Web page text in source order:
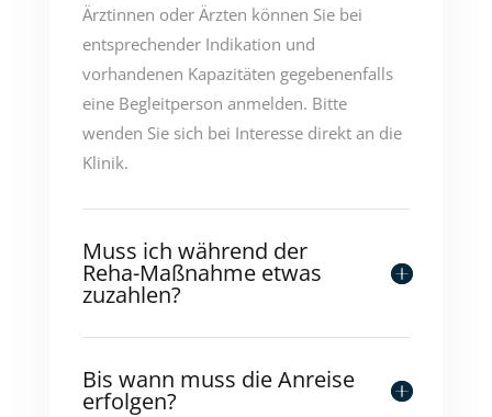
Ärztinnen oder Ärzten können Sie bei
entsprechender Indikation und
vorhandenen Kapazitäten gegebenenfalls
eine Begleitperson anmelden. Bitte
wenden Sie sich bei Interesse direkt an die
Klinik.
Muss ich während der
Reha-Maßnahme etwas
zuzahlen?
Bis wann muss die Anreise
erfolgen?